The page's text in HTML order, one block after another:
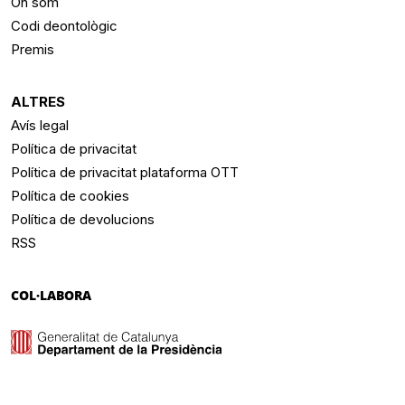
Codi deontològic
Premis
ALTRES
Avís legal
Política de privacitat
Política de privacitat plataforma OTT
Política de cookies
Política de devolucions
RSS
COL·LABORA